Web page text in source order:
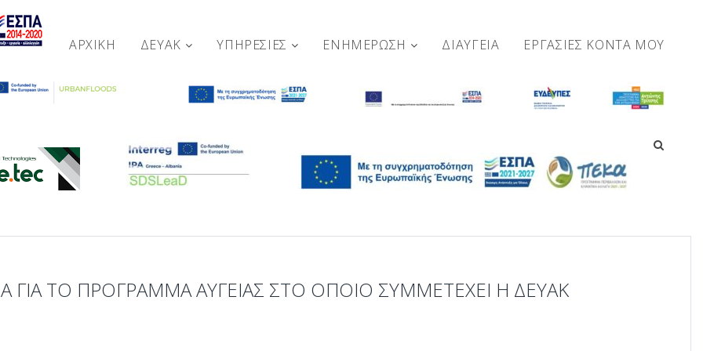
ΑΡΧΙΚΉ ΔΕΥΑΚ ΥΠΗΡΕΣΙΕΣ ΕΝΗΜΕΡΩΣΗ ΔΙΑΥΓΕΙΑ ΕΡΓΑΣΊΕΣ ΚΟΝΤΆ ΜΟΥ
ΓΙΑ ΤΟ ΠΡΌΓΡΑΜΜΑ ΑΥΓΕΙΑΣ ΣΤΟ ΟΠΟΊΟ ΣΥΜΜΕΤΈΧΕΙ Η ΔΕΥΑΚ